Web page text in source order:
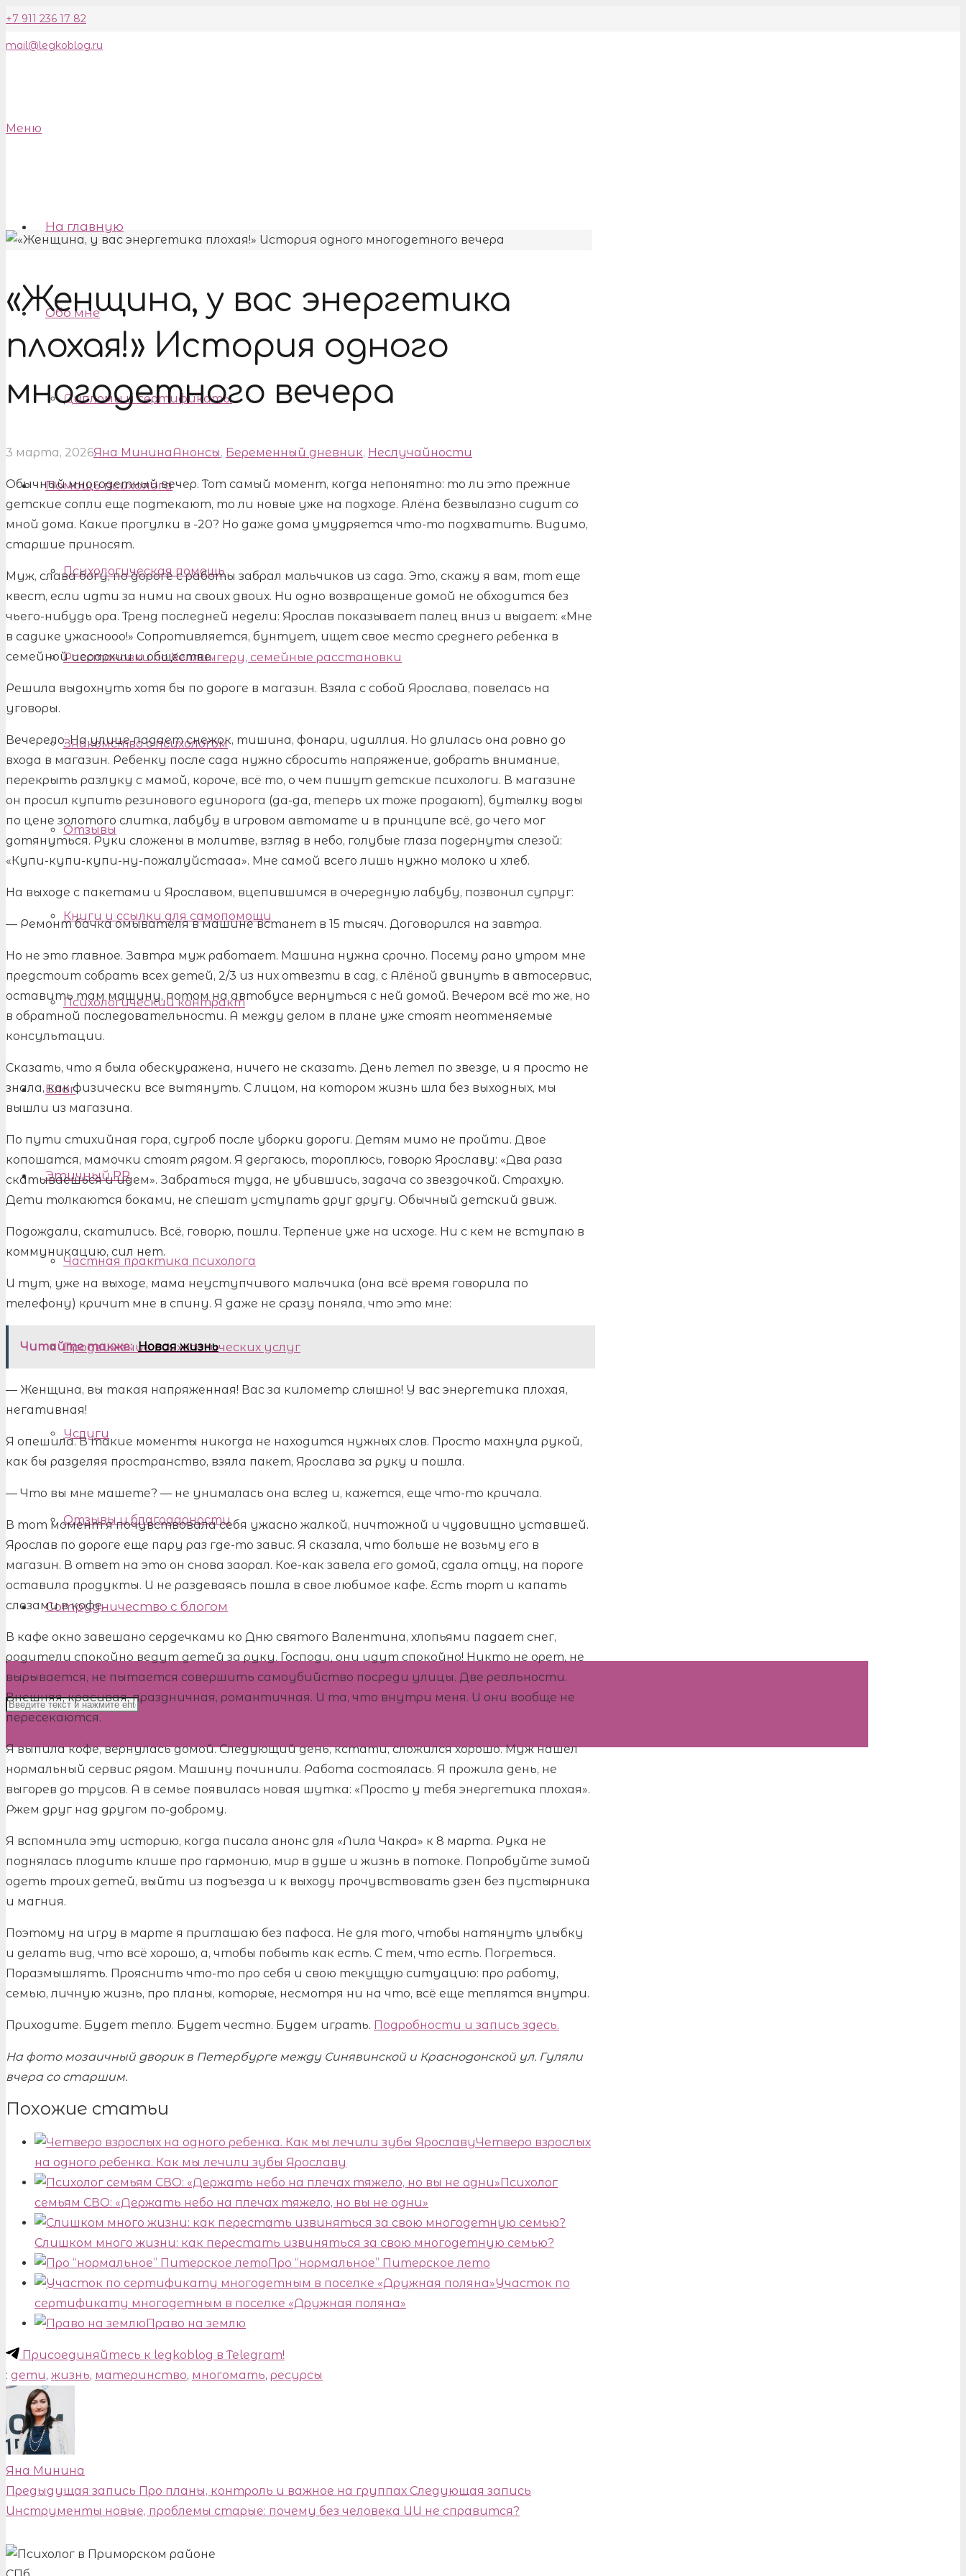
+7 911 236 17 82
mail@legkoblog.ru
Меню
На главную
Обо мне
Дипломы и сертификаты
Помощь психолога
Психологическая помощь
Расстановки по Хеллингеру, семейные расстановки
Знакомство с психологом
Отзывы
Книги и ссылки для самопомощи
Психологический контракт
Блог
Этичный PR
Частная практика психолога
Продвижение психологических услуг
Услуги
Отзывы и благодарности
Сотрудничество с блогом
«Женщина, у вас энергетика
плохая!» История одного
многодетного вечера
3 марта, 2026Яна МининаАнонсы, Беременный дневник, Неслучайности
Обычный многодетный вечер. Тот самый момент, когда непонятно: то ли это прежние
детские сопли еще подтекают, то ли новые уже на подходе. Алёна безвылазно сидит со
мной дома. Какие прогулки в -20? Но даже дома умудряется что-то подхватить. Видимо,
старшие приносят.
Муж, слава богу, по дороге с работы забрал мальчиков из сада. Это, скажу я вам, тот еще
квест, если идти за ними на своих двоих. Ни одно возвращение домой не обходится без
чьего-нибудь ора. Тренд последней недели: Ярослав показывает палец вниз и выдает: «Мне
в садике ужаснооо!» Сопротивляется, бунтует, ищет свое место среднего ребенка в
семейной иерархии и обществе.
Решила выдохнуть хотя бы по дороге в магазин. Взяла с собой Ярослава, повелась на
уговоры.
Вечерело. На улице падает снежок, тишина, фонари, идиллия. Но длилась она ровно до
входа в магазин. Ребенку после сада нужно сбросить напряжение, добрать внимание,
перекрыть разлуку с мамой, короче, всё то, о чем пишут детские психологи. В магазине
он просил купить резинового единорога (да-да, теперь их тоже продают), бутылку воды
по цене золотого слитка, лабубу в игровом автомате и в принципе всё, до чего мог
дотянуться. Руки сложены в молитве, взгляд в небо, голубые глаза подернуты слезой:
«Купи-купи-купи-ну-пожалуйстааа». Мне самой всего лишь нужно молоко и хлеб.
На выходе с пакетами и Ярославом, вцепившимся в очередную лабубу, позвонил супруг:
— Ремонт бачка омывателя в машине встанет в 15 тысяч. Договорился на завтра.
Но не это главное. Завтра муж работает. Машина нужна срочно. Посему рано утром мне
предстоит собрать всех детей, 2/3 из них отвезти в сад, с Алёной двинуть в автосервис,
оставить там машину, потом на автобусе вернуться с ней домой. Вечером всё то же, но
в обратной последовательности. А между делом в плане уже стоят неотменяемые
консультации.
Сказать, что я была обескуражена, ничего не сказать. День летел по звезде, и я просто не
знала, как физически все вытянуть. С лицом, на котором жизнь шла без выходных, мы
вышли из магазина.
По пути стихийная гора, сугроб после уборки дороги. Детям мимо не пройти. Двое
копошатся, мамочки стоят рядом. Я дергаюсь, тороплюсь, говорю Ярославу: «Два раза
скатываешься и идем». Забраться туда, не убившись, задача со звездочкой. Страхую.
Дети толкаются боками, не спешат уступать друг другу. Обычный детский движ.
Подождали, скатились. Всё, говорю, пошли. Терпение уже на исходе. Ни с кем не вступаю в
коммуникацию, сил нет.
И тут, уже на выходе, мама неуступчивого мальчика (она всё время говорила по
телефону) кричит мне в спину. Я даже не сразу поняла, что это мне:
Читайте также: Новая жизнь
— Женщина, вы такая напряженная! Вас за километр слышно! У вас энергетика плохая,
негативная!
Я опешила. В такие моменты никогда не находится нужных слов. Просто махнула рукой,
как бы разделяя пространство, взяла пакет, Ярослава за руку и пошла.
— Что вы мне машете? — не унималась она вслед и, кажется, еще что-то кричала.
В тот момент я почувствовала себя ужасно жалкой, ничтожной и чудовищно уставшей.
Ярослав по дороге еще пару раз где-то завис. Я сказала, что больше не возьму его в
магазин. В ответ на это он снова заорал. Кое-как завела его домой, сдала отцу, на пороге
оставила продукты. И не раздеваясь пошла в свое любимое кафе. Есть торт и капать
слезами в кофе.
В кафе окно завешано сердечками ко Дню святого Валентина, хлопьями падает снег,
родители спокойно ведут детей за руку. Господи, они идут спокойно! Никто не орет, не
вырывается, не пытается совершить самоубийство посреди улицы. Две реальности.
Внешняя, красивая, праздничная, романтичная. И та, что внутри меня. И они вообще не
пересекаются.
Я выпила кофе, вернулась домой. Следующий день, кстати, сложился хорошо. Муж нашел
нормальный сервис рядом. Машину починили. Работа состоялась. Я прожила день, не
выгорев до трусов. А в семье появилась новая шутка: «Просто у тебя энергетика плохая».
Ржем друг над другом по-доброму.
Я вспомнила эту историю, когда писала анонс для «Лила Чакра» к 8 марта. Рука не
поднялась плодить клише про гармонию, мир в душе и жизнь в потоке. Попробуйте зимой
одеть троих детей, выйти из подъезда и к выходу прочувствовать дзен без пустырника
и магния.
Поэтому на игру в марте я приглашаю без пафоса. Не для того, чтобы натянуть улыбку
и делать вид, что всё хорошо, а, чтобы побыть как есть. С тем, что есть. Погреться.
Поразмышлять. Прояснить что-то про себя и свою текущую ситуацию: про работу,
семью, личную жизнь, про планы, которые, несмотря ни на что, всё еще теплятся внутри.
Приходите. Будет тепло. Будет честно. Будем играть. Подробности и запись здесь.
На фото мозаичный дворик в Петербурге между Синявинской и Краснодонской ул. Гуляли
вчера со старшим.
Похожие статьи
Четверо взрослых
на одного ребенка. Как мы лечили зубы Ярославу
Психолог
семьям СВО: «Держать небо на плечах тяжело, но вы не одни»
Слишком много жизни: как перестать извиняться за свою многодетную семью?
Про “нормальное” Питерское лето
Участок по
сертификату многодетным в поселке «Дружная поляна»
Право на землю
Присоединяйтесь к legkoblog в Telegram!
: дети, жизнь, материнство, многомать, ресурсы
Яна Минина
Предыдущая запись Про планы, контроль и важное на группах Следующая запись
Инструменты новые, проблемы старые: почему без человека ИИ не справится?